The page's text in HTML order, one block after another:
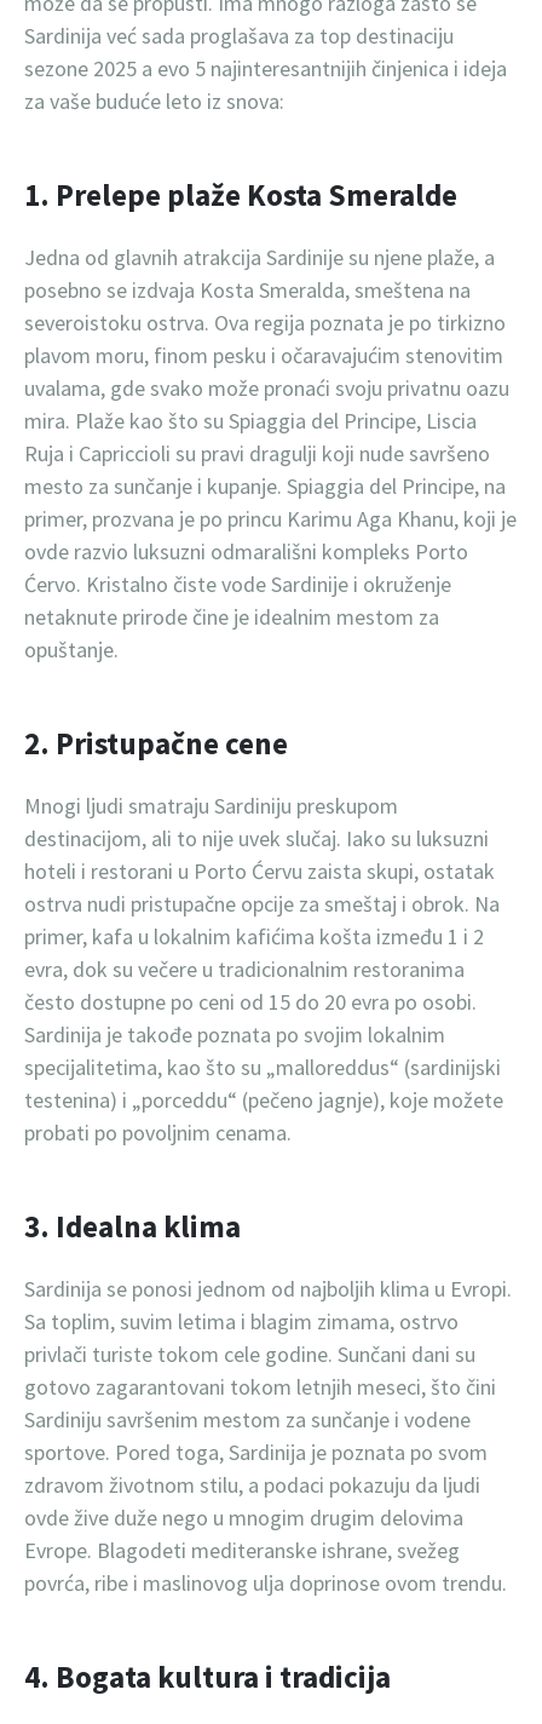
Sardinija već sada proglašava za top destinaciju
sezone 2025 a evo 5 najinteresantnijih činjenica i ideja
za vaše buduće leto iz snova:
1. Prelepe plaže Kosta Smeralde
Jedna od glavnih atrakcija Sardinije su njene plaže, a
posebno se izdvaja Kosta Smeralda, smeštena na
severoistoku ostrva. Ova regija poznata je po tirkizno
plavom moru, finom pesku i očaravajućim stenovitim
uvalama, gde svako može pronaći svoju privatnu oazu
mira. Plaže kao što su Spiaggia del Principe, Liscia
Ruja i Capriccioli su pravi dragulji koji nude savršeno
mesto za sunčanje i kupanje. Spiaggia del Principe, na
primer, prozvana je po princu Karimu Aga Khanu, koji je
ovde razvio luksuzni odmarališni kompleks Porto
Ćervo. Kristalno čiste vode Sardinije i okruženje
netaknute prirode čine je idealnim mestom za
opuštanje.
2. Pristupačne cene
Mnogi ljudi smatraju Sardiniju preskupom
destinacijom, ali to nije uvek slučaj. Iako su luksuzni
hoteli i restorani u Porto Ćervu zaista skupi, ostatak
ostrva nudi pristupačne opcije za smeštaj i obrok. Na
primer, kafa u lokalnim kafićima košta između 1 i 2
evra, dok su večere u tradicionalnim restoranima
često dostupne po ceni od 15 do 20 evra po osobi.
Sardinija je takođe poznata po svojim lokalnim
specijalitetima, kao što su „malloreddus“ (sardinijski
testenina) i „porceddu“ (pečeno jagnje), koje možete
probati po povoljnim cenama.
3. Idealna klima
Sardinija se ponosi jednom od najboljih klima u Evropi.
Sa toplim, suvim letima i blagim zimama, ostrvo
privlači turiste tokom cele godine. Sunčani dani su
gotovo zagarantovani tokom letnjih meseci, što čini
Sardiniju savršenim mestom za sunčanje i vodene
sportove. Pored toga, Sardinija je poznata po svom
zdravom životnom stilu, a podaci pokazuju da ljudi
ovde žive duže nego u mnogim drugim delovima
Evrope. Blagodeti mediteranske ishrane, svežeg
povrća, ribe i maslinovog ulja doprinose ovom trendu.
4. Bogata kultura i tradicija